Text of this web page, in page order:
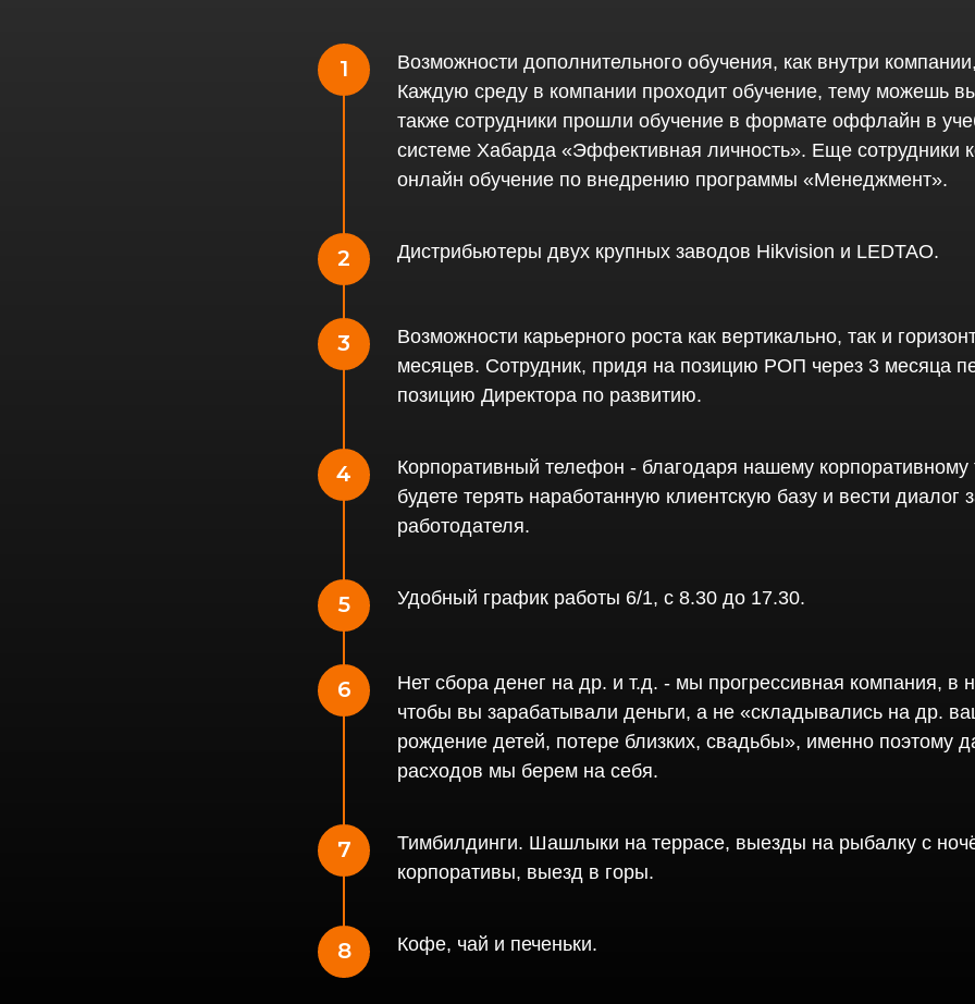
Возможности дополнительного обучения, как внутри
Каждую среду в компании проходит обучение, тему можешь
также сотрудники прошли обучение в формате оффлайн в
системе Хабарда «Эффективная личность». Еще сотрудники
онлайн обучение по внедрению программы «Менеджмент».
Дистрибьютеры двух крупных заводов Hikvision и LEDTAO.
Возможности карьерного роста как вертикально, так и
месяцев. Сотрудник, придя на позицию РОП через 3 месяца
позицию Директора по развитию.
Корпоративный телефон - благодаря нашему
будете терять наработанную клиентскую базу и вести диалог
работодателя.
Удобный график работы 6/1, с 8.30 до 17.30.
Нет сбора денег на др. и т.д. - мы прогрессивная компания, в
чтобы вы зарабатывали деньги, а не «складывались на др.
рождение детей, потере близких, свадьбы», именно поэтому
расходов мы берем на себя.
Тимбилдинги. Шашлыки на террасе, выезды на рыбалку с
корпоративы, выезд в горы.
Кофе, чай и печеньки.